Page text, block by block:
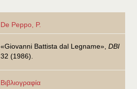
De Peppo, P.
«Giovanni Battista dal Legname», DBI
32 (1986).
Βιβλιογραφία